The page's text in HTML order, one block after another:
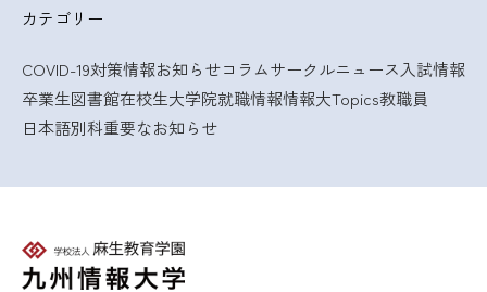
カテゴリー
COVID-19対策情報お知らせコラムサークルニュース入試情報
卒業生図書館在校生大学院就職情報情報大Topics教職員
日本語別科重要なお知らせ